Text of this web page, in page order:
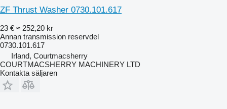
ZF Thrust Washer 0730.101.617
23 € ≈ 252,20 kr
Annan transmission reservdel
0730.101.617
Irland, Courtmacsherry
COURTMACSHERRY MACHINERY LTD
Kontakta säljaren